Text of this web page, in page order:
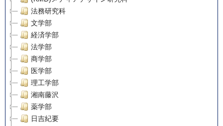
法務研究科
文学部
経済学部
法学部
商学部
医学部
理工学部
湘南藤沢
薬学部
日吉紀要